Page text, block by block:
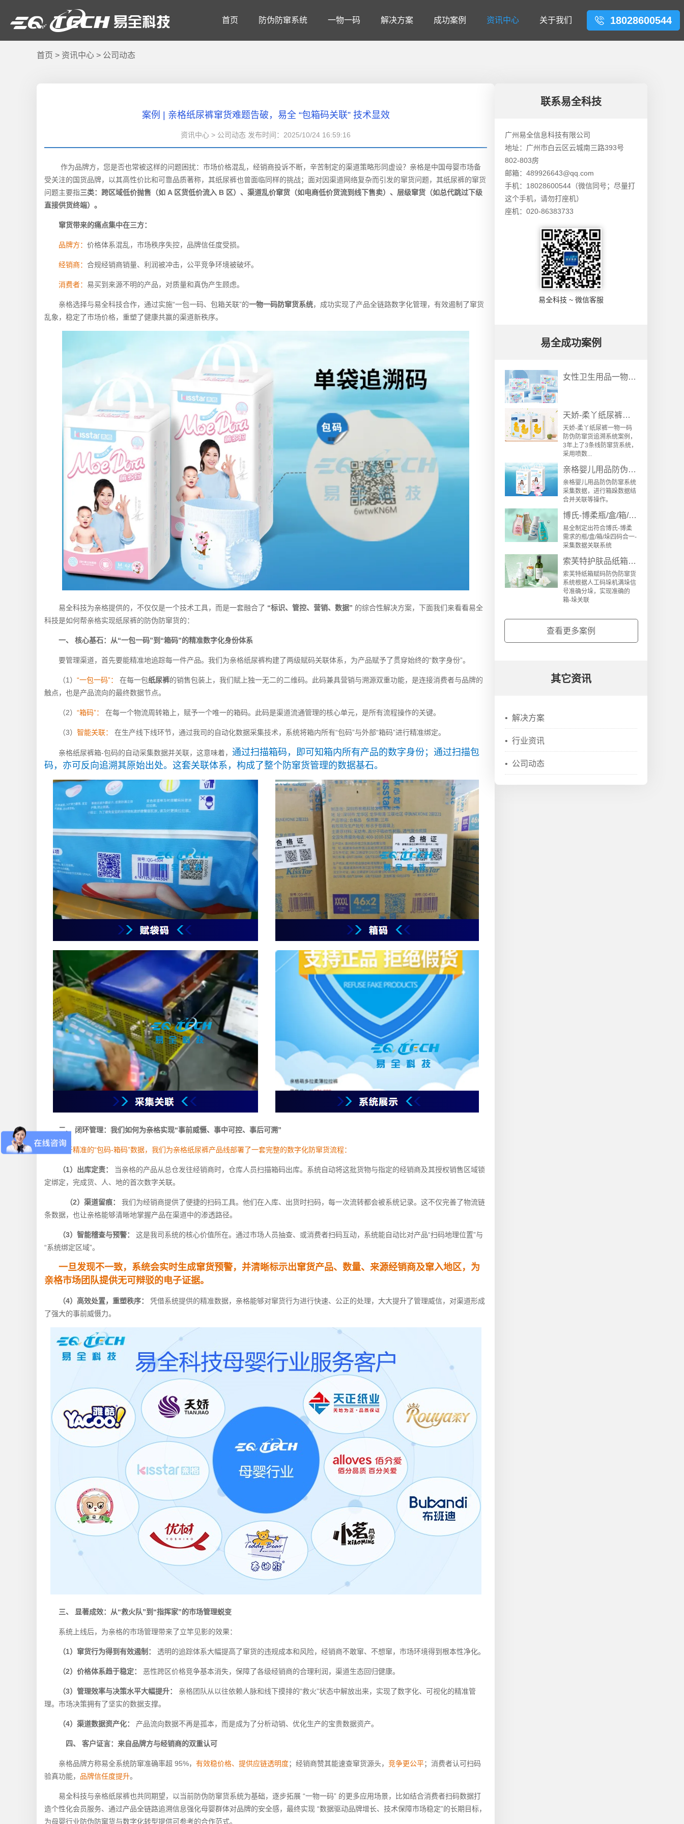
首页 防伪防窜系统 一物一码 解决方案 成功案例 资讯中心 关于我们 18028600544
首页 > 资讯中心 > 公司动态
案例 | 亲格纸尿裤窜货难题告破，易全 “包箱码关联” 技术显效
资讯中心 > 公司动态 发布时间：2025/10/24 16:59:16
作为品牌方，您是否也常被这样的问题困扰：市场价格混乱，经销商投诉不断，辛苦制定的渠道策略形同虚设？亲格是中国母婴市场备
受关注的国货品牌，以其高性价比和可靠品质著称，其纸尿裤也曾面临同样的挑战；面对因渠道网络复杂而引发的窜货问题，其纸尿裤的窜货
问题主要指三类：跨区域低价抛售（如 A 区货低价流入 B 区）、渠道乱价窜货（如电商低价货流到线下售卖）、层级窜货（如总代跳过下级
直接供货终端）。
窜货带来的痛点集中在三方：
品牌方： 价格体系混乱，市场秩序失控，品牌信任度受损。
经销商： 合规经销商销量、利润被冲击，公平竞争环境被破坏。
消费者： 易买到来源不明的产品，对质量和真伪产生顾虑。
亲格选择与易全科技合作，通过实施“一包一码、包箱关联”的一物一码防窜货系统，成功实现了产品全链路数字化管理，有效遏制了窜货
乱象，稳定了市场价格，重塑了健康共赢的渠道新秩序。
易全科技为亲格提供的，不仅仅是一个技术工具，而是一套融合了 “标识、管控、营销、数据” 的综合性解决方案，下面我们来看看易全
科技是如何帮亲格实现纸尿裤的防伪防窜货的：
一、 核心基石：从“一包一码”到“箱码”的精准数字化身份体系
要管理渠道，首先要能精准地追踪每一件产品。我们为亲格纸尿裤构建了两级赋码关联体系，为产品赋予了贯穿始终的“数字身份”。
（1） “一包一码”： 在每一包纸尿裤的销售包装上，我们赋上独一无二的二维码。此码兼具营销与溯源双重功能，是连接消费者与品牌的
触点，也是产品流向的最终数据节点。
（2） “箱码”： 在每一个物流周转箱上，赋予一个唯一的箱码。此码是渠道流通管理的核心单元，是所有流程操作的关键。
（3） 智能关联： 在生产线下线环节，通过我司的自动化数据采集技术，系统将箱内所有“包码”与外部“箱码”进行精准绑定。
亲格纸尿裤箱-包码的自动采集数据并关联，这意味着， 通过扫描箱码，即可知箱内所有产品的数字身份；通过扫描包
码，亦可反向追溯其原始出处。这套关联体系，构成了整个防窜货管理的数据基石。
二、 闭环管理：我们如何为亲格实现“事前威慑、事中可控、事后可溯”
基于精准的“包码-箱码”数据，我们为亲格纸尿裤产品线部署了一套完整的数字化防窜货流程：
（1）出库定责：
当亲格的产品从总仓发往经销商时，仓库人员扫描箱码出库。系统自动将这批货物与指定的经销商及其授权销售区域锁
定绑定，完成货、人、地的首次数字关联。
（2）渠道留痕： 我们为经销商提供了便捷的扫码工具。他们在入库、出货时扫码，每一次流转都会被系统记录。这不仅完善了物流链
条数据，也让亲格能够清晰地掌握产品在渠道中的渗透路径。
（3）智能稽查与预警： 这是我司系统的核心价值所在。通过市场人员抽查、或消费者扫码互动，系统能自动比对产品“扫码地理位置”与
“系统绑定区域”。
一旦发现不一致，系统会实时生成窜货预警，并清晰标示出窜货产品、数量、来源经销商及窜入地区，为
亲格市场团队提供无可辩驳的电子证据。
（4）高效处置，重塑秩序： 凭借系统提供的精准数据，亲格能够对窜货行为进行快速、公正的处理，大大提升了管理威信，对渠道形成
了强大的事前威慑力。
三、 显著成效：从“救火队”到“指挥家”的市场管理蜕变
系统上线后，为亲格的市场管理带来了立竿见影的效果：
（1）窜货行为得到有效遏制： 透明的追踪体系大幅提高了窜货的违规成本和风险，经销商不敢窜、不想窜，市场环境得到根本性净化。
（2）价格体系趋于稳定： 恶性跨区价格竞争基本消失，保障了各级经销商的合理利润，渠道生态回归健康。
（3）管理效率与决策水平大幅提升： 亲格团队从以往依赖人脉和线下摸排的“救火”状态中解放出来，实现了数字化、可视化的精准管
理。市场决策拥有了坚实的数据支撑。
（4）渠道数据资产化： 产品流向数据不再是孤本，而是成为了分析动销、优化生产的宝贵数据资产。
四、 客户证言：来自品牌方与经销商的双重认可
亲格品牌方称易全系统防窜准确率超 95%， 有效稳价格、提供应链透明度；经销商赞其能速查窜货源头， 竞争更公平；消费者认可扫码
验真功能， 品牌信任度提升。
易全科技与亲格纸尿裤也共同期望，以当前防伪防窜货系统为基础，逐步拓展 “一物一码” 的更多应用场景，比如结合消费者扫码数据打
造个性化会员服务、通过产品全链路追溯信息强化母婴群体对品牌的安全感，最终实现 “数据驱动品牌增长、技术保障市场稳定”的长期目标，
为母婴行业防伪防窜货与数字化转型提供可参考的合作范式。
联系易全科技
广州易全信息科技有限公司
地址：广州市白云区云城南三路393号
802-803房
邮箱：489926643@qq.com
手机：18028600544（微信同号；尽量打
这个手机，请勿打座机）
座机：020-86383733
易全科技 ~ 微信客服
易全成功案例
女性卫生用品一物一码防窜货溯源系统解决方案
天娇-柔丫纸尿裤一物一码防伪防窜货追溯系统案例
天娇-柔丫纸尿裤一物一码
防伪防窜货追溯系统案例，
3年上了3条线防窜货系统，
采用喷数...
亲格婴儿用品防伪防窜货系统案例
亲格婴儿用品防伪防窜系统
采集数据，进行箱跺数据结
合并关联等操作。
博氏-博柔瓶/盒/箱/垛四码合一-采集数据关联系统
易全制定出符合博氏-博柔
需求的瓶/盒/箱/垛四码合一-
采集数据关联系统
索芙特护肤品纸箱赋码防伪防窜货系统案例
索芙特纸箱赋码防伪防窜货
系统根据人工码垛机满垛信
号准确分垛，实现准确的
箱-垛关联
查看更多案例
其它资讯
• 解决方案
• 行业资讯
• 公司动态